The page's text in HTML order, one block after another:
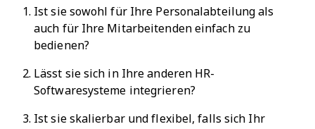
Ist sie sowohl für Ihre Personalabteilung als
auch für Ihre Mitarbeitenden einfach zu
bedienen?
Lässt sie sich in Ihre anderen HR-
Softwaresysteme integrieren?
Ist sie skalierbar und flexibel, falls sich Ihr